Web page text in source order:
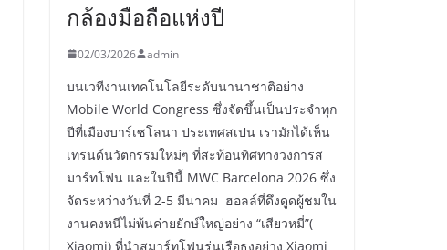
กล้องมือถือแห่งปี
02/03/2026 admin
บนเวทีงานเทคโนโลยีระดับนานาชาติอย่าง
Mobile World Congress ซึ่งจัดขึ้นเป็นประจำทุก
ปีที่เมืองบาร์เซโลนา ประเทศสเปน เรามักได้เห็น
เทรนด์นวัตกรรมใหม่ๆ ที่สะท้อนทิศทางวงการส
มาร์ทโฟน และในปีนี้ MWC Barcelona 2026 ซึ่ง
จัดระหว่างวันที่ 2-5 มีนาคม ฮอลล์ที่ดึงดูดผู้ชมใน
งานคงหนีไม่พ้นค่ายยักษ์ใหญ่อย่าง “เสียวหมี่”(
Xiaomi) ที่นำสมาร์ทโฟนรุ่นเรือธงอย่าง Xiaomi